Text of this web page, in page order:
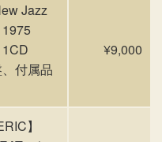
Jazz
付属品
¥9,000
】